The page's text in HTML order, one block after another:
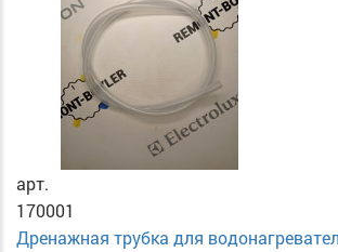
арт.
170001
Дренажная трубка для